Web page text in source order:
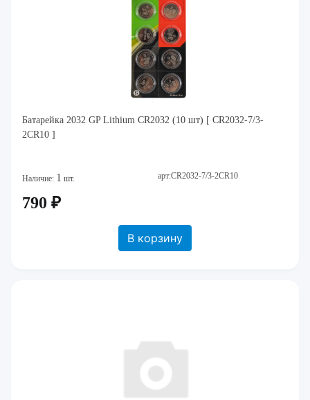
Батарейка 2032 GP Lithium CR2032 (10 шт) [ CR2032-7/3-
2CR10 ]
Наличие: 1 шт. арт:CR2032-7/3-2CR10
790 ₽
В корзину